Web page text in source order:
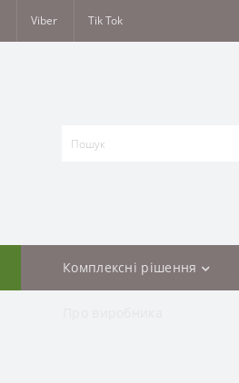
Viber Tik Tok
Комплексні рішення